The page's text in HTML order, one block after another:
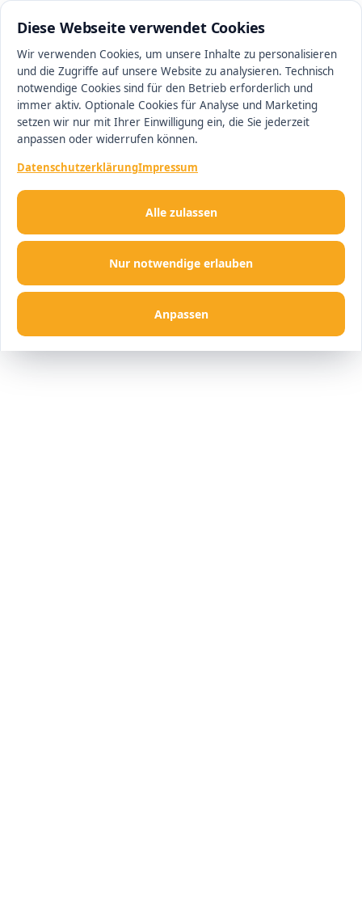
Diese Webseite verwendet Cookies
Wir verwenden Cookies, um unsere Inhalte zu personalisieren
und die Zugriffe auf unsere Website zu analysieren. Technisch
notwendige Cookies sind für den Betrieb erforderlich und
immer aktiv. Optionale Cookies für Analyse und Marketing
setzen wir nur mit Ihrer Einwilligung ein, die Sie jederzeit
anpassen oder widerrufen können.
DatenschutzerklärungImpressum
Nur notwendige erlauben
Anpassen
Alle zulassen